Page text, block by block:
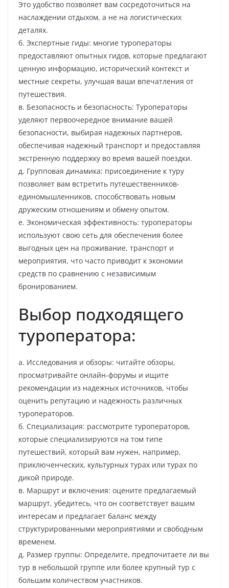
Это удобство позволяет вам сосредоточиться на
наслаждении отдыхом, а не на логистических
деталях.
б. Экспертные гиды: многие туроператоры
предоставляют опытных гидов, которые предлагают
ценную информацию, исторический контекст и
местные секреты, улучшая ваши впечатления от
путешествия.
в. Безопасность и безопасность: Туроператоры
уделяют первоочередное внимание вашей
безопасности, выбирая надежных партнеров,
обеспечивая надежный транспорт и предоставляя
экстренную поддержку во время вашей поездки.
д. Групповая динамика: присоединение к туру
позволяет вам встретить путешественников-
единомышленников, способствовать новым
дружеским отношениям и обмену опытом.
е. Экономическая эффективность: туроператоры
используют свою сеть для обеспечения более
выгодных цен на проживание, транспорт и
мероприятия, что часто приводит к экономии
средств по сравнению с независимым
бронированием.
Выбор подходящего
туроператора:
а. Исследования и обзоры: читайте обзоры,
просматривайте онлайн-форумы и ищите
рекомендации из надежных источников, чтобы
оценить репутацию и надежность различных
туроператоров.
б. Специализация: рассмотрите туроператоров,
которые специализируются на том типе
путешествий, который вам нужен, например,
приключенческих, культурных турах или турах по
дикой природе.
в. Маршрут и включения: оцените предлагаемый
маршрут, убедитесь, что он соответствует вашим
интересам и предлагает баланс между
структурированными мероприятиями и свободным
временем.
д. Размер группы: Определите, предпочитаете ли вы
тур в небольшой группе или более крупный тур с
большим количеством участников.